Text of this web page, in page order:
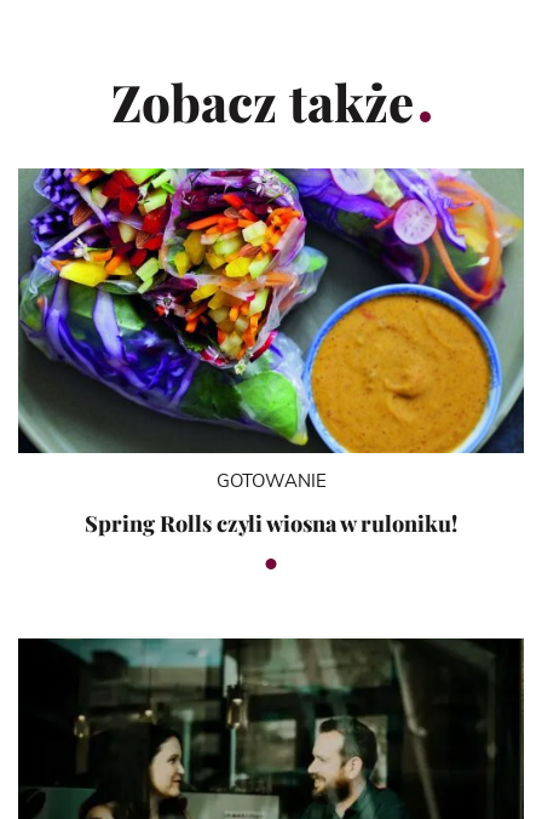
Zobacz także
GOTOWANIE
Spring Rolls czyli wiosna w ruloniku!